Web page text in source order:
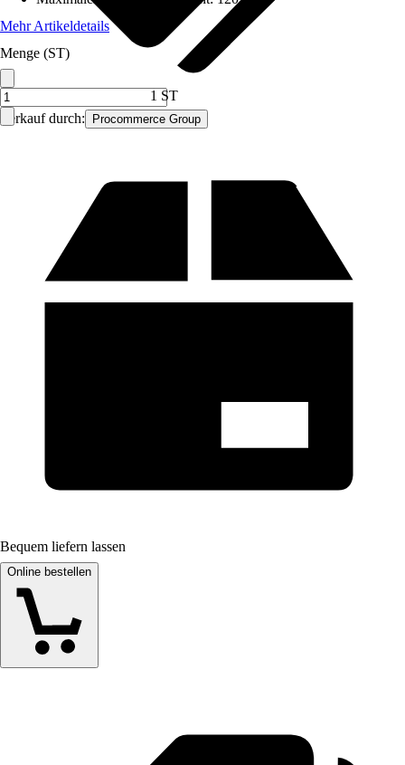
Verkauf durch: Procommerce Group
Mehr Artikeldetails
Menge (ST)
1 ST
Bequem liefern lassen
Online bestellen